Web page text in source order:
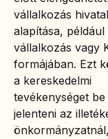
vállalkozás
alapítása, például
vállalkozás vagy
formájában. Ezt
a kereskedelmi
tevékenységet
jelenteni az